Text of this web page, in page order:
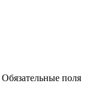
Обязательные поля